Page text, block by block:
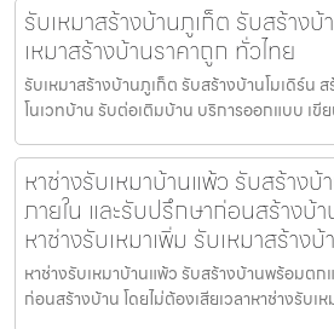
รับเหมาสร้างบ้านภูเก็ต รับสร้าง
เหมาสร้างบ้านราคาถูก ทั่วไทย
รับเหมาสร้างบ้านภูเก็ต รับสร้างบ้านโมเดิร์น
โนเวทบ้าน รับต่อเติมบ้าน บริการออกแบบ เขี
หาช่างรับเหมาบ้านแพ้ว รับสร้าง
ภายใน และรับปรึกษาก่อนสร้างบ้า
หาช่างรับเหมาเพิ่ม รับเหมาสร้าง
หาช่างรับเหมาบ้านแพ้ว รับสร้างบ้านพร้อมตก
ก่อนสร้างบ้าน โดยไม่ต้องเสียเวลาหาช่างรับเ